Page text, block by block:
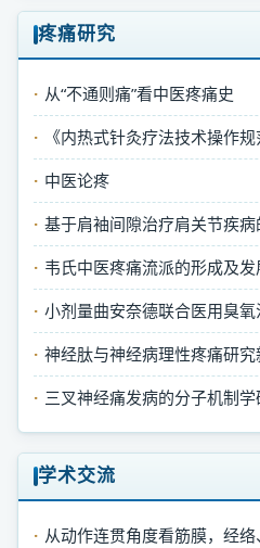
工
作
者
日
活
动
疼痛研究
从“不通则痛”看中医疼痛史
《内热式针灸疗法技术操作
中医论疼
基于肩袖间隙治疗肩关节疾
韦氏中医疼痛流派的形成及发
小剂量曲安奈德联合医用臭
神经肽与神经病理性疼痛研
三叉神经痛发病的分子机制
学术交流
从动作连贯角度看筋膜，经